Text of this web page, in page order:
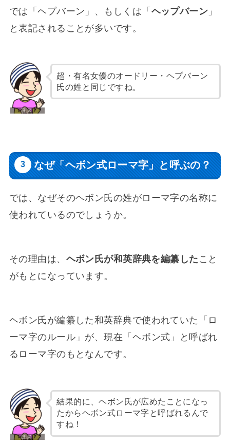
では「ヘプバーン」、もしくは「 ヘップバーン 」
と表記されることが多いです。
超・有名女優のオードリー・ヘプバーン
氏の姓と同じですね。
なぜ「ヘボン式ローマ字」と呼ぶの？
では、なぜそのヘボン氏の姓がローマ字の名称に
使われているのでしょうか。
その理由は、 ヘボン氏が和英辞典を編纂した こと
がもとになっています。
ヘボン氏が編纂した和英辞典で使われていた「ロ
ーマ字のルール」が、現在「ヘボン式」と呼ばれ
るローマ字のもとなんです。
結果的に、ヘボン氏が広めたことになっ
たからヘボン式ローマ字と呼ばれるんで
すね！